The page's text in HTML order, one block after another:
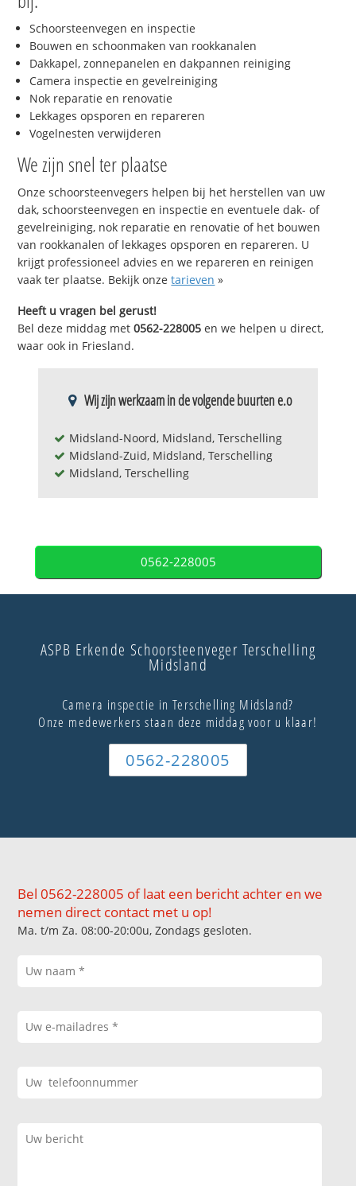
Schoorsteenvegen en inspectie
Bouwen en schoonmaken van rookkanalen
Dakkapel, zonnepanelen en dakpannen reiniging
Camera inspectie en gevelreiniging
Nok reparatie en renovatie
Lekkages opsporen en repareren
Vogelnesten verwijderen
We zijn snel ter plaatse
Onze schoorsteenvegers helpen bij het herstellen van uw
dak, schoorsteenvegen en inspectie en eventuele dak- of
gevelreiniging, nok reparatie en renovatie of het bouwen
van rookkanalen of lekkages opsporen en repareren. U
krijgt professioneel advies en we repareren en reinigen
vaak ter plaatse. Bekijk onzetarieven »
Heeft u vragen bel gerust!
Bel deze middag met0562-228005 en we helpen u direct,
waar ook in Friesland.
Wij zijn werkzaam in de volgende buurten e.o
Midsland-Noord, Midsland, Terschelling
Midsland-Zuid, Midsland, Terschelling
Midsland, Terschelling
0562-228005
ASPB Erkende Schoorsteenveger Terschelling
Midsland
Camera inspectie in Terschelling Midsland?
Onze medewerkers staan deze middag voor u klaar!
0562-228005
Bel 0562-228005 of laat een bericht achter en we
nemen direct contact met u op!
Ma. t/m Za. 08:00-20:00u, Zondags gesloten.